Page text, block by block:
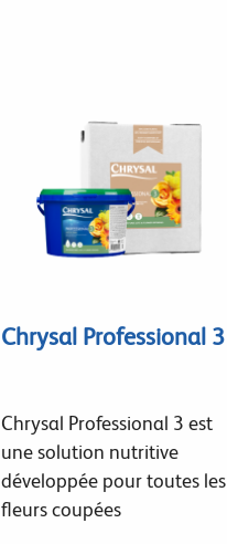
Chrysal Professional 3
Chrysal Professional 3 est
une solution nutritive
développée pour toutes les
fleurs coupées